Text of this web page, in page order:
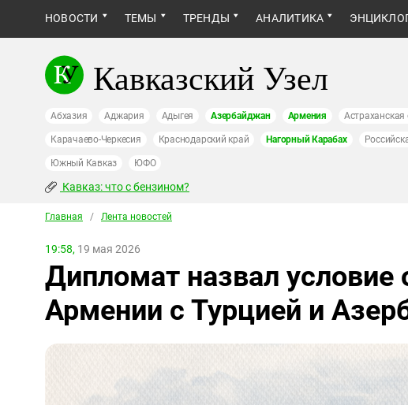
НОВОСТИ ТЕМЫ ТРЕНДЫ АНАЛИТИКА
Кавказский Узел
Абхазия Аджария Адыгея Азербайджан Армения Астраханская
Карачаево-Черкесия Краснодарский край Нагорный Карабах
Южный Кавказ ЮФО
Кавказ: что с бензином?
Главная / Лента новостей
19:58, 19 мая 2026
Дипломат назвал условие
Армении с Турцией и